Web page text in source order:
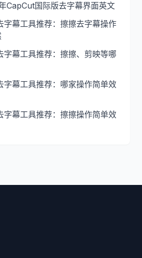
CapCut国际版去字幕界面英文
字幕工具推荐：擦擦去字幕操作
字幕工具推荐：擦擦、剪映等哪
字幕工具推荐：哪家操作简单效
字幕工具推荐：擦擦操作简单效